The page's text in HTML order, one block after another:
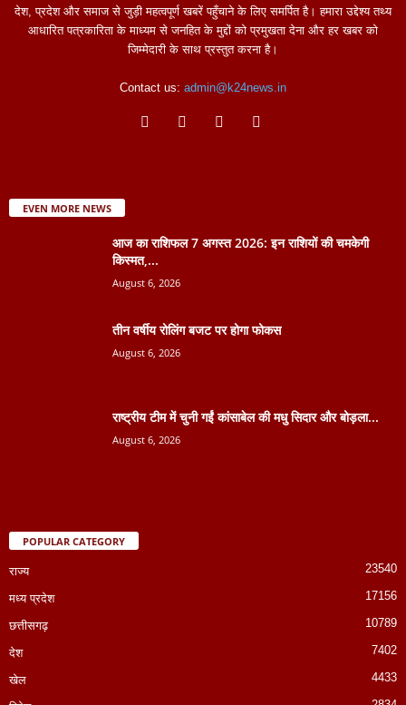
देश, प्रदेश और समाज से जुड़ी महत्वपूर्ण खबरें पहुँचाने के लिए समर्पित है। हमारा उद्देश्य तथ्य
आधारित पत्रकारिता के माध्यम से जनहित के मुद्दों को प्रमुखता देना और हर खबर को
जिम्मेदारी के साथ प्रस्तुत करना है।
Contact us: admin@k24news.in
EVEN MORE NEWS
आज का राशिफल 7 अगस्त 2026: इन राशियों की चमकेगी
किस्मत,...
August 6, 2026
तीन वर्षीय रोलिंग बजट पर होगा फोकस
August 6, 2026
राष्ट्रीय टीम में चुनी गईं कांसाबेल की मधु सिदार और बोड़ला...
August 6, 2026
POPULAR CATEGORY
राज्य 23540
मध्य प्रदेश 17156
छत्तीसगढ़ 10789
देश 7402
खेल 4433